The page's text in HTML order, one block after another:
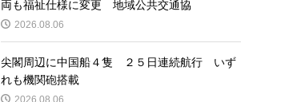
両も福祉仕様に変更 地域公共交通協
2026.08.06
尖閣周辺に中国船４隻 ２５日連続航行 いず
れも機関砲搭載
2026.08.06